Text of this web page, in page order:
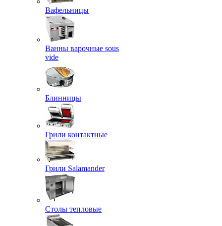
Вафельницы
Ванны варочные sous
vide
Блинницы
Грили контактные
Грили Salamander
Столы тепловые